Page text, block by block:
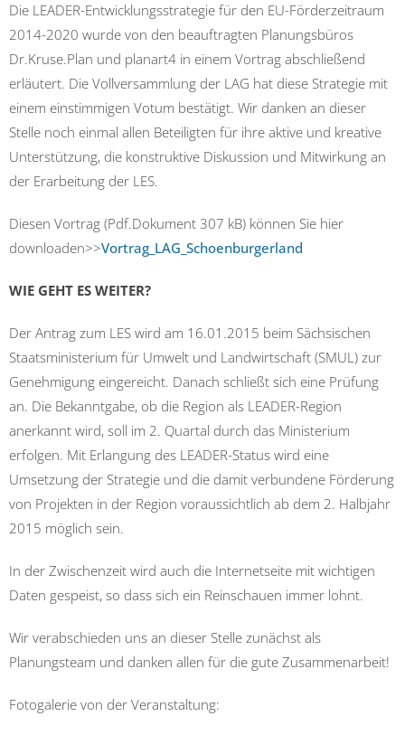
Die LEADER-Entwicklungsstrategie für den EU-Förderzeitraum
2014-2020 wurde von den beauftragten Planungsbüros
Dr.Kruse.Plan und planart4 in einem Vortrag abschließend
erläutert. Die Vollversammlung der LAG hat diese Strategie mit
einem einstimmigen Votum bestätigt. Wir danken an dieser
Stelle noch einmal allen Beteiligten für ihre aktive und kreative
Unterstützung, die konstruktive Diskussion und Mitwirkung an
der Erarbeitung der LES.
Diesen Vortrag (Pdf.Dokument 307 kB) können Sie hier
downloaden>>Vortrag_LAG_Schoenburgerland
WIE GEHT ES WEITER?
Der Antrag zum LES wird am 16.01.2015 beim Sächsischen
Staatsministerium für Umwelt und Landwirtschaft (SMUL) zur
Genehmigung eingereicht. Danach schließt sich eine Prüfung
an. Die Bekanntgabe, ob die Region als LEADER-Region
anerkannt wird, soll im 2. Quartal durch das Ministerium
erfolgen. Mit Erlangung des LEADER-Status wird eine
Umsetzung der Strategie und die damit verbundene Förderung
von Projekten in der Region voraussichtlich ab dem 2. Halbjahr
2015 möglich sein.
In der Zwischenzeit wird auch die Internetseite mit wichtigen
Daten gespeist, so dass sich ein Reinschauen immer lohnt.
Wir verabschieden uns an dieser Stelle zunächst als
Planungsteam und danken allen für die gute Zusammenarbeit!
Fotogalerie von der Veranstaltung: